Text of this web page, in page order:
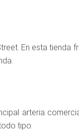
En esta tienda
arteria
tipo.